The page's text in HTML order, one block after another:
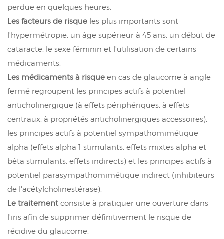
perdue en quelques heures.
Les facteurs de risque les plus importants sont
l'hypermétropie, un âge supérieur à 45 ans, un début de
cataracte, le sexe féminin et l'utilisation de certains
médicaments.
Les médicaments à risque en cas de glaucome à angle
fermé regroupent les principes actifs à potentiel
anticholinergique (à effets périphériques, à effets
centraux, à propriétés anticholinergiques accessoires),
les principes actifs à potentiel sympathomimétique
alpha (effets alpha 1 stimulants, effets mixtes alpha et
bêta stimulants, effets indirects) et les principes actifs à
potentiel parasympathomimétique indirect (inhibiteurs
de l'acétylcholinestérase).
Le traitement consiste à pratiquer une ouverture dans
l'iris afin de supprimer définitivement le risque de
récidive du glaucome.